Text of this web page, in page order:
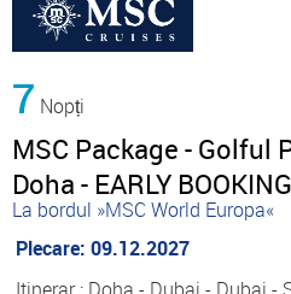
7 Nopți
MSC Package - Golful
Doha - EARLY BOOKING
La bordul »MSC World Europa«
Plecare: 09.12.2027